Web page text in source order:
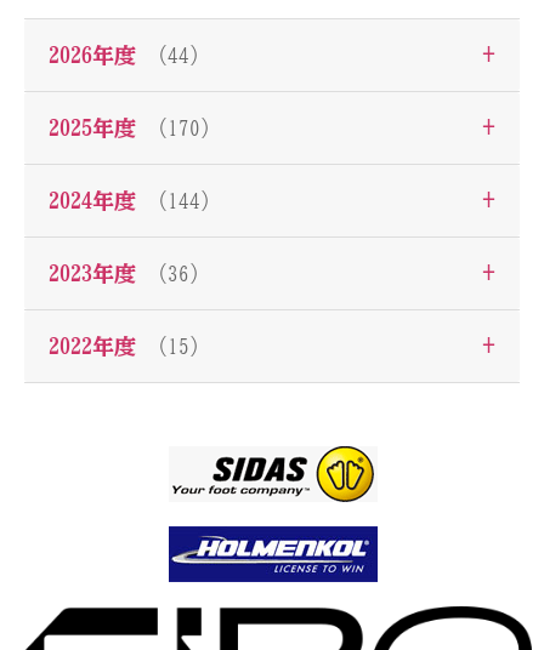
2026年度 （44） +
2025年度 （170） +
2024年度 （144） +
2023年度 （36） +
2022年度 （15） +